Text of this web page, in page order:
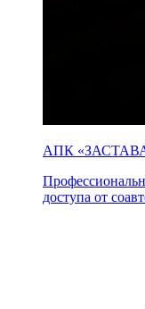
АПК
доступа от